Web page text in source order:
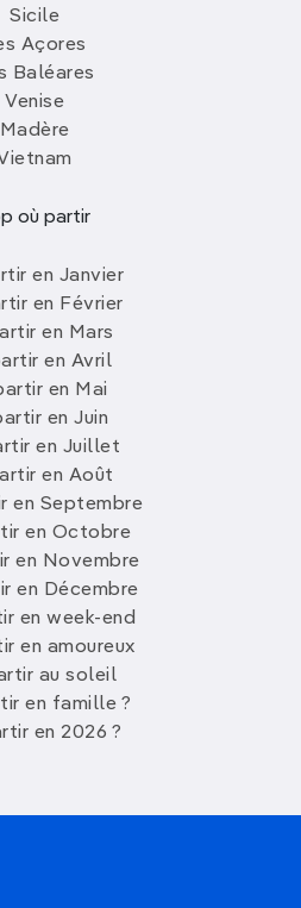
Sicile
Açores
Baléares
Venise
Madère
où partir
en Janvier
en Février
en Mars
en Avril
en Mai
en Juin
en Juillet
en Août
en Septembre
en Octobre
en Novembre
en Décembre
en week-end
en amoureux
au soleil
en famille ?
en 2026 ?